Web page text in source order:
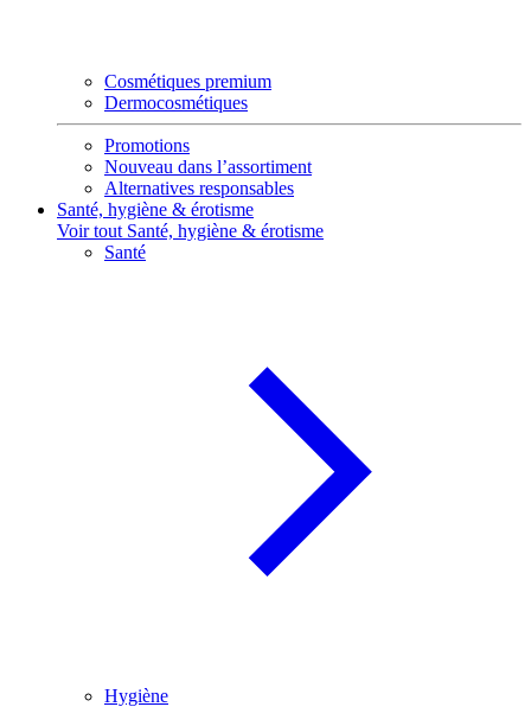
Cosmétiques premium
Dermocosmétiques
Promotions
Nouveau dans l’assortiment
Alternatives responsables
Santé, hygiène & érotisme
Voir tout Santé, hygiène & érotisme
Santé
Hygiène